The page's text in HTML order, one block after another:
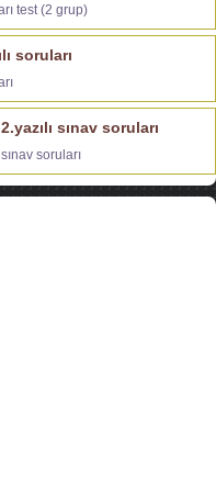
test (2 grup)
soruları
sınav soruları
soruları